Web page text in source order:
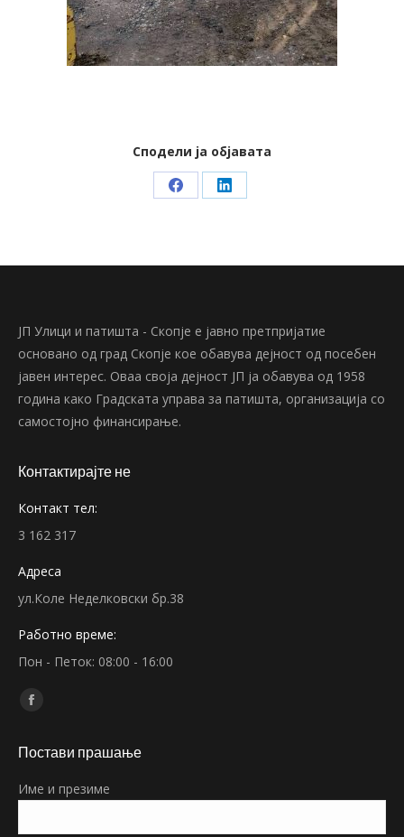
Сподели ја објавата
Share Share
ЈП Улици и патишта - Скопје е јавно претпријатие
основано од град Скопје кое обавува дејност од посебен
јавен интерес. Оваа своја дејност ЈП ја обавува од 1958
година како Градската управа за патишта, организација со
самостојно финансирање.
Контактирајте не
Контакт тел:
3 162 317
Адреса
ул.Коле Неделковски бр.38
Работно време:
Пон - Петок: 08:00 - 16:00
Find us on:
Facebook
opens
new
Постави прашање
Име и презиме